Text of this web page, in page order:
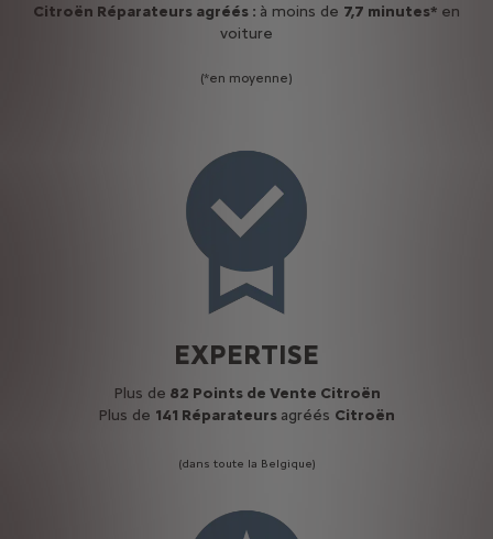
Citroën Réparateurs agréés : à moins de 7,7 minutes* en
voiture
(*en moyenne)
EXPERTISE
Plus de 82 Points de Vente Citroën
Plus de 141 Réparateurs agréés Citroën
(dans toute la Belgique)